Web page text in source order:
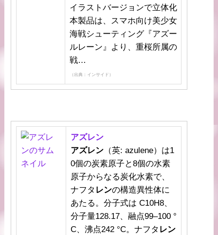
イラストバージョンで立体化
本製品は、スマホ向け美少女
海戦シューティング『アズー
ルレーン』より、重桜所属の
戦…
（出典：インサイド）
アズレン
アズレン（英: azulene）は1
0個の炭素原子と8個の水素
原子からなる炭化水素で、
ナフタ レンの構造異性体に
あたる。分子式は C10H8、
分子量128.17、融点99–100 °
C、沸点242 °C。ナフタ レン